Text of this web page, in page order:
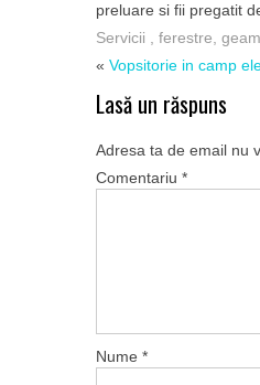
preluare si fii pregatit
Servicii
ferestre
« Vopsitorie in camp
Lasă un răspuns
Adresa ta de email nu
Comentariu *
Nume *